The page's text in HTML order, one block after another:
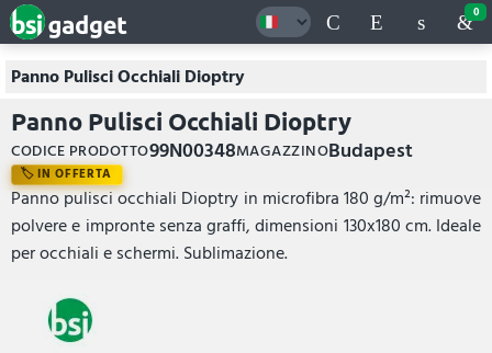
0
Panno Pulisci Occhiali Dioptry
Panno Pulisci Occhiali Dioptry
CODICE PRODOTTO99N00348MAGAZZINOBudapest
IN OFFERTA
Panno pulisci occhiali Dioptry in microfibra 180 g/m²: rimuove
polvere e impronte senza graffi, dimensioni 130x180 cm. Ideale
per occhiali e schermi. Sublimazione.